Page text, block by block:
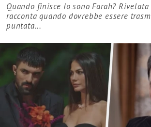
Quando finisce Io sono Farah?
racconta quando dovrebbe essere
puntata...